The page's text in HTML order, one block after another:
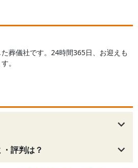
葬儀社です。24時間365日、お迎えも
。
評判は？